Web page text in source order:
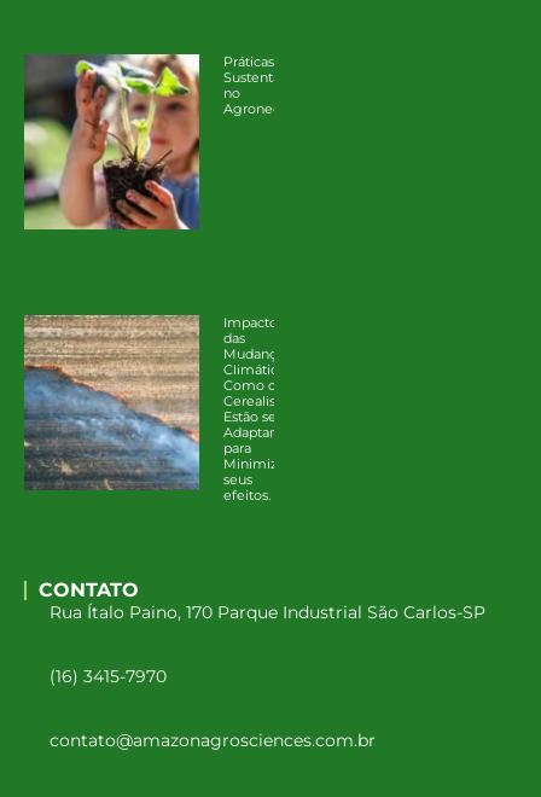
Práticas
Sustentáveis
no
Agronegócio
Impacto
das
Mudanças
Climáticas:
Como os
Cerealistas
Estão se
Adaptando
para
Minimizar
seus
efeitos.
CONTATO
Rua Ítalo Paino, 170 Parque Industrial São Carlos-SP
(16) 3415-7970
contato@amazonagrosciences.com.br